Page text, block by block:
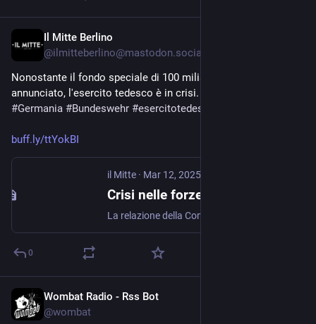
Il Mitte Berlino
@ilmitteberlino@mastodon.social
Nonostante il fondo speciale di 100 miliardi di euro
annunciato, l'esercito tedesco è in crisi.
#Germania #Bundeswehr #esercitotedesco
buff.ly/ttYokBI
il Mitte · Mar 12, 2025
0
Wombat Radio - Rss Bot
@wombat